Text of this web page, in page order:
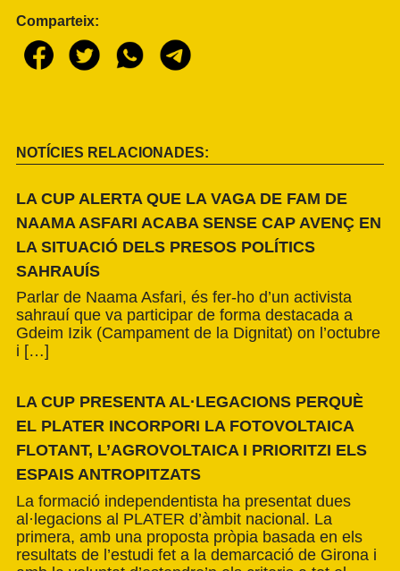
Comparteix:
NOTÍCIES RELACIONADES:
LA CUP ALERTA QUE LA VAGA DE FAM DE
NAAMA ASFARI ACABA SENSE CAP AVENÇ EN
LA SITUACIÓ DELS PRESOS POLÍTICS
SAHRAUÍS
Parlar de Naama Asfari, és fer-ho d’un activista
sahrauí que va participar de forma destacada a
Gdeim Izik (Campament de la Dignitat) on l’octubre
i […]
LA CUP PRESENTA AL·LEGACIONS PERQUÈ
EL PLATER INCORPORI LA FOTOVOLTAICA
FLOTANT, L’AGROVOLTAICA I PRIORITZI ELS
ESPAIS ANTROPITZATS
La formació independentista ha presentat dues
al·legacions al PLATER d’àmbit nacional. La
primera, amb una proposta pròpia basada en els
resultats de l’estudi fet a la demarcació de Girona i